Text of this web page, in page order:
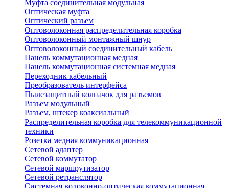
Муфта соединительная модульная
Оптическая муфта
Оптический разъем
Оптоволоконная распределительная коробка
Оптоволоконный монтажный шнур
Оптоволоконный соединительный кабель
Панель коммутационная медная
Панель коммутационная системная медная
Переходник кабельный
Преобразователь интерфейса
Пылезащитный колпачок для разъемов
Разъем модульный
Разъем, штекер коаксиальный
Распределительная коробка для телекоммуникационной
техники
Розетка медная коммуникационная
Сетевой адаптер
Сетевой коммутатор
Сетевой маршрутизатор
Сетевой ретранслятор
Системная волоконно-оптическая коммутационная